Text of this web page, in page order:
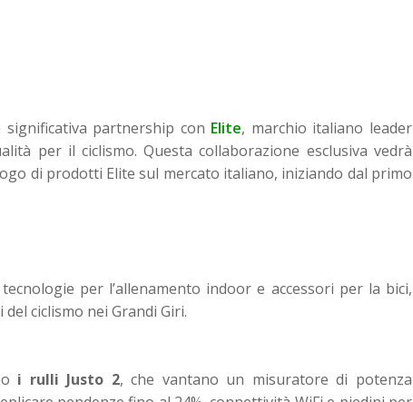
partnership con Elite, marchio italiano leader
per il ciclismo. Questa collaborazione esclusiva vedrà
di prodotti Elite sul mercato italiano, iniziando dal primo
per l’allenamento indoor e accessori per la bici,
ciclismo nei Grandi Giri.
i rulli Justo 2, che vantano un misuratore di potenza